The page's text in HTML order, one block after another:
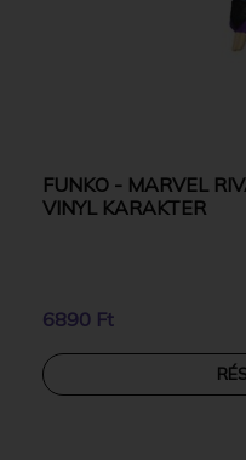
FUNKO - MARVEL
VINYL KARAKTER
6890 Ft